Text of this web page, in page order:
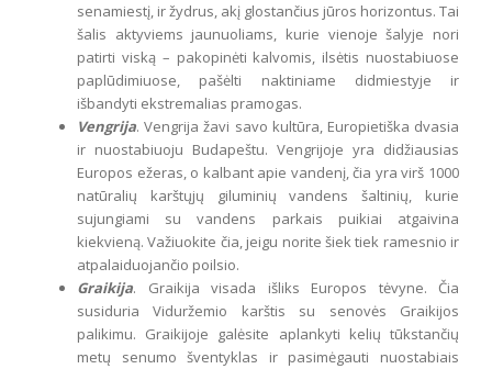
senamiestį, ir žydrus, akį glostančius jūros horizontus. Tai
šalis aktyviems jaunuoliams, kurie vienoje šalyje nori
patirti viską – pakopinėti kalvomis, ilsėtis nuostabiuose
paplūdimiuose, pašėlti naktiniame didmiestyje ir
išbandyti ekstremalias pramogas.
Vengrija. Vengrija žavi savo kultūra, Europietiška dvasia
ir nuostabiuoju Budapeštu. Vengrijoje yra didžiausias
Europos ežeras, o kalbant apie vandenį, čia yra virš 1000
natūralių karštųjų giluminių vandens šaltinių, kurie
sujungiami su vandens parkais puikiai atgaivina
kiekvieną. Važiuokite čia, jeigu norite šiek tiek ramesnio ir
atpalaiduojančio poilsio.
Graikija. Graikija visada išliks Europos tėvyne. Čia
susiduria Viduržemio karštis su senovės Graikijos
palikimu. Graikijoje galėsite aplankyti kelių tūkstančių
metų senumo šventyklas ir pasimėgauti nuostabiais